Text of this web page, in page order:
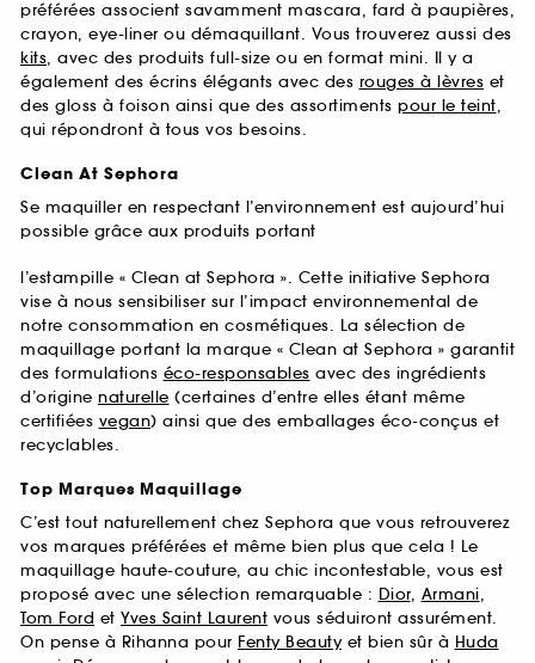
préférées associent savamment mascara, fard à paupières,
crayon, eye-liner ou démaquillant. Vous trouverez aussi des
kits, avec des produits full-size ou en format mini. Il y a
également des écrins élégants avec des rouges à lèvres et
des gloss à foison ainsi que des assortiments pour le teint,
qui répondront à tous vos besoins.
Clean At Sephora
Se maquiller en respectant l’environnement est aujourd’hui
possible grâce aux produits portant
l’estampille « Clean at Sephora ». Cette initiative Sephora
vise à nous sensibiliser sur l’impact environnemental de
notre consommation en cosmétiques. La sélection de
maquillage portant la marque « Clean at Sephora » garantit
des formulations éco-responsables avec des ingrédients
d’origine naturelle (certaines d’entre elles étant même
certifiées vegan) ainsi que des emballages éco-conçus et
recyclables.
Top Marques Maquillage
C’est tout naturellement chez Sephora que vous retrouverez
vos marques préférées et même bien plus que cela ! Le
maquillage haute-couture, au chic incontestable, vous est
proposé avec une sélection remarquable : Dior, Armani,
Tom Ford et Yves Saint Laurent vous séduiront assurément.
On pense à Rihanna pour Fenty Beautyet bien sûr à Huda